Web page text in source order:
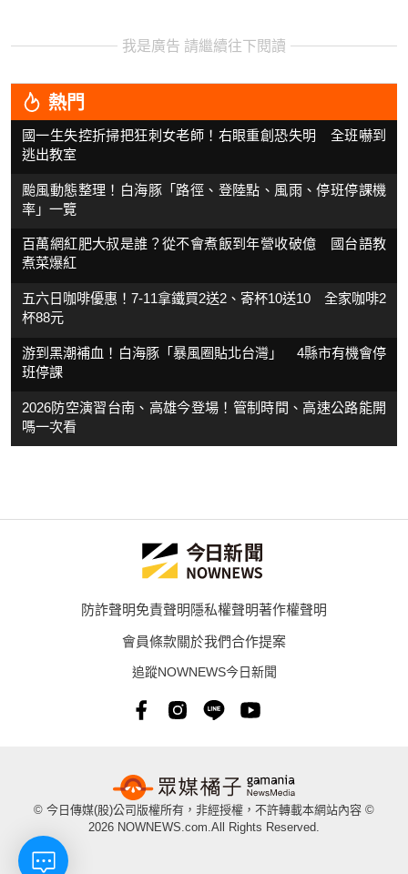
我是廣告 請繼續往下閱讀
熱門
國一生失控折掃把狂刺女老師！右眼重創恐失明 全班嚇到
逃出教室
颱風動態整理！白海豚「路徑、登陸點、風雨、停班停課機
率」一覽
百萬網紅肥大叔是誰？從不會煮飯到年營收破億 國台語教
煮菜爆紅
五六日咖啡優惠！7-11拿鐵買2送2、寄杯10送10 全家咖啡2
杯88元
游到黑潮補血！白海豚「暴風圈貼北台灣」 4縣市有機會停
班停課
2026防空演習台南、高雄今登場！管制時間、高速公路能開
嗎一次看
防詐聲明免責聲明隱私權聲明著作權聲明
會員條款關於我們合作提案
追蹤NOWNEWS今日新聞
© 今日傳媒(股)公司版權所有，非經授權，不許轉載本網站內容 ©
2026 NOWNEWS.com.All Rights Reserved.